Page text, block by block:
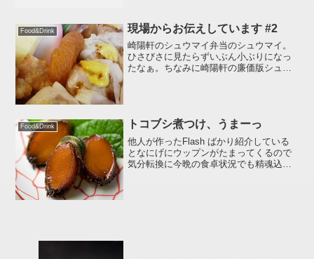
あ～、ノンベエの支店長～ぉ♪毎年、10月
も終わりに近くな...
Food&Drink 現場からお伝えしています #2
崎陽軒のシュウマイ弁当のシュウマイ。
ひさびさに見たらずいぶん小ぶりになっ
たなぁ。ちなみに崎陽軒の廉価版シュウ
Food&Drink トコブシ煮つけ、うまーっ
他人が作ったFlash ばかり紹介している
となにげにウップンがたまってくるので
気分転換に今晩の食卓状況でも精魂込め